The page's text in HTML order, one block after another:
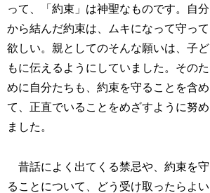
って、「約束」は神聖なものです。自分
から結んだ約束は、ムキになって守って
欲しい。親としてのそんな願いは、子ど
もに伝えるようにしていました。そのた
めに自分たちも、約束を守ることを含め
て、正直でいることをめざすように努め
ました。
昔話によく出てくる禁忌や、約束を守
ることについて、どう受け取ったらよい